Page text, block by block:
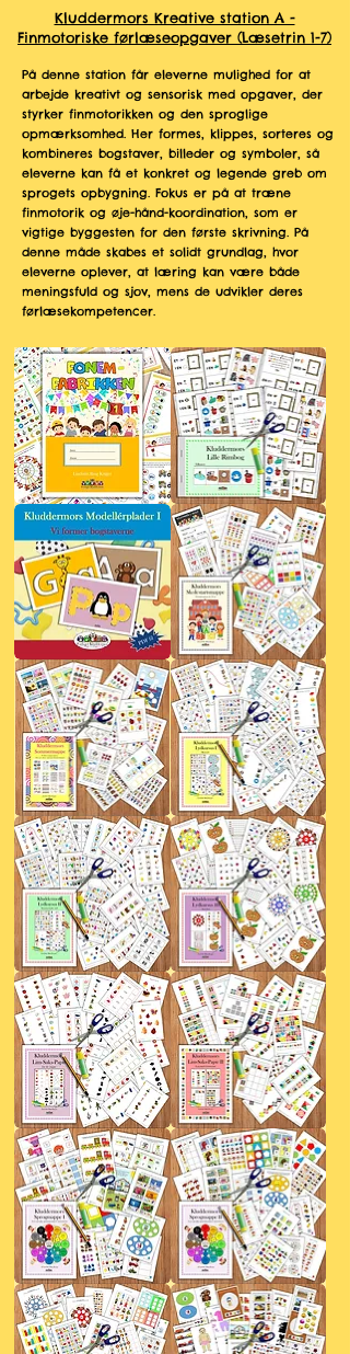
Kluddermors Kreative station A -
Finmotoriske førlæseopgaver (Læsetrin 1-7)
På denne station får eleverne mulighed for at
arbejde kreativt og sensorisk med opgaver, der
styrker finmotorikken og den sproglige
opmærksomhed. Her formes, klippes, sorteres og
kombineres bogstaver, billeder og symboler, så
eleverne kan få et konkret og legende greb om
sprogets opbygning. Fokus er på at træne
finmotorik og øje-hånd-koordination, som er
vigtige byggesten for den første skrivning. På
denne måde skabes et solidt grundlag, hvor
eleverne oplever, at læring kan være både
meningsfuld og sjov, mens de udvikler deres
førlæsekompetencer.
Fonemfabrikken
Kluddermors
Lille
Rimbog
Kluddermors
Modellérplader
Kluddermors
Skolestartsmappe
Kluddermors
Sommermappe
Kluddermors
Lydkursus
I
Kluddermors
Lydkursus
II
Kluddermors
Lydkursus
III
Kluddermors
Lim-
Saks-
Papir
Kluddermors
Lim-
Saks-
Papir
II
Kluddermors
Sprogmappe
I
Kluddermors
Sprogmappe
II